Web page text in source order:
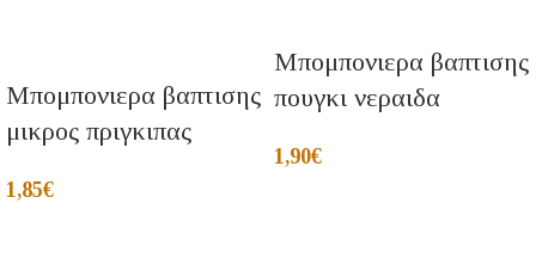
Μπομπονιερα βαπτισης
μικρος πριγκιπας
1,85€
Μπομπονιερα βαπτισης
πουγκι νεραιδα
1,90€